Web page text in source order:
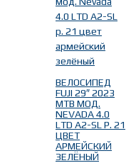
ВЕЛОСИПЕД
FUJI 29″ 2023
MTB МОД.
NEVADA 4.0
LTD A2-SL Р. 21
ЦВЕТ
АРМЕЙСКИЙ
ЗЕЛЁНЫЙ